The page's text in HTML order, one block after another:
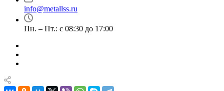
info@metallss.ru
Пн. – Пт.: с 08:30 до 17:00